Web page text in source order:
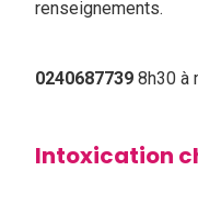
renseignements.
0240687739 8h30 à
Intoxication